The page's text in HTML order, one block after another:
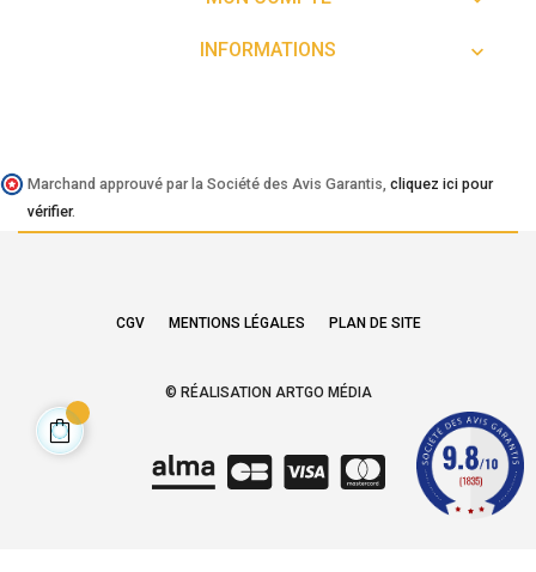
INFORMATIONS 
Marchand approuvé par la Société des Avis Garantis, cliquez ici pour
vérifier.
CGV MENTIONS LÉGALES PLAN DE SITE
© RÉALISATION ARTGO MÉDIA